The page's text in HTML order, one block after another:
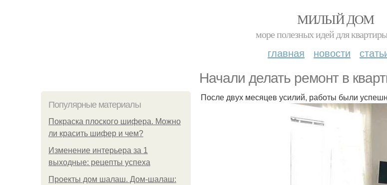
МИЛЫЙ ДОМ
море полезных идей для
главная новости
Начали делать ремонт в
Популярные материалы
Покраска плоского шифера. Можно
ли красить шифер и чем?
Изменение интерьера за 1
выходные: рецепты успеха
Проекты дом шалаш. Дом-шалаш:
После двух месяцев усилий, работы были